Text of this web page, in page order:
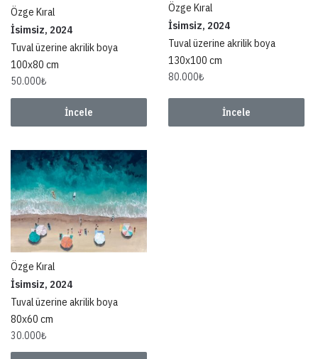
Özge Kıral
İsimsiz, 2024
Tuval üzerine akrilik boya
100x80 cm
50.000₺
İncele
Özge Kıral
İsimsiz, 2024
Tuval üzerine akrilik boya
130x100 cm
80.000₺
İncele
Özge Kıral
İsimsiz, 2024
Tuval üzerine akrilik boya
80x60 cm
30.000₺